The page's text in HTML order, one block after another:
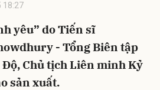
18:27
yêu” do Tiến sĩ
- Tổng Biên tập
Độ, Chủ tịch Liên minh Kỷ
sản xuất.
Hủy